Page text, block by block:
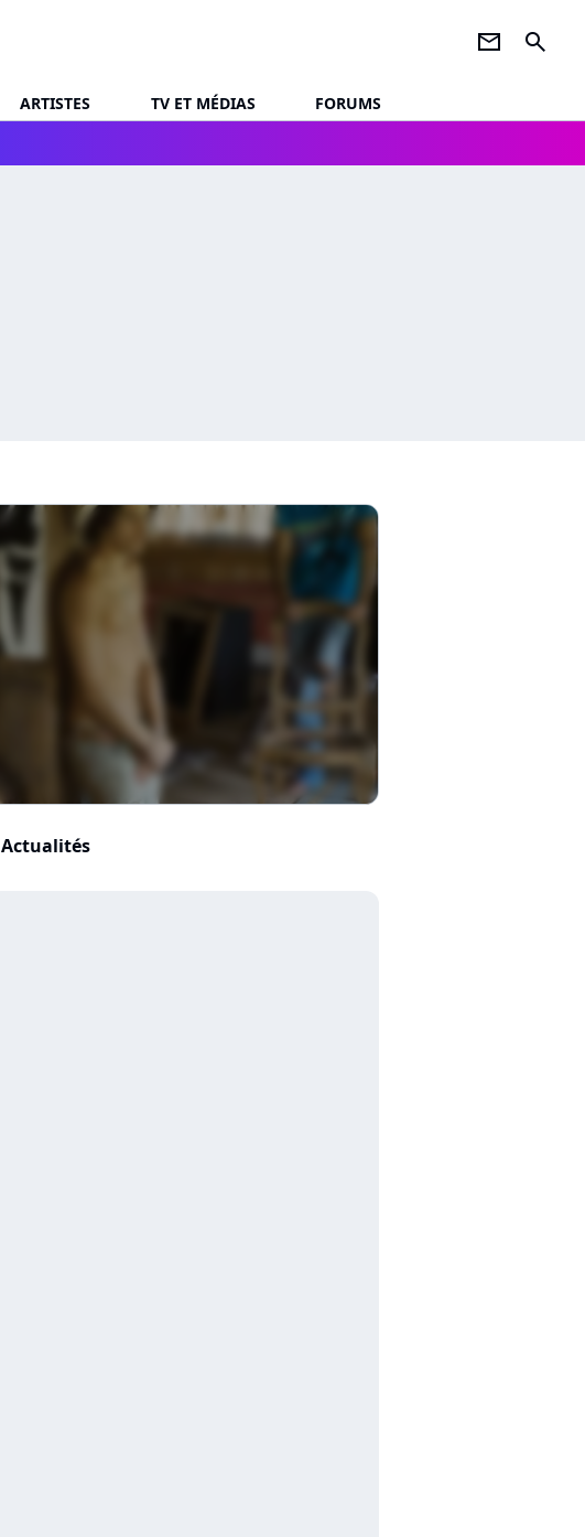
newsletter search
ARTISTES TV ET MÉDIAS
FORUMS
Actualités